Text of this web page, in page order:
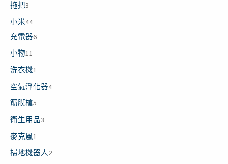
拖把3
小米44
充電器6
小物11
洗衣機1
空氣淨化器4
筋膜槍5
衛生用品3
麥克風1
掃地機器人2